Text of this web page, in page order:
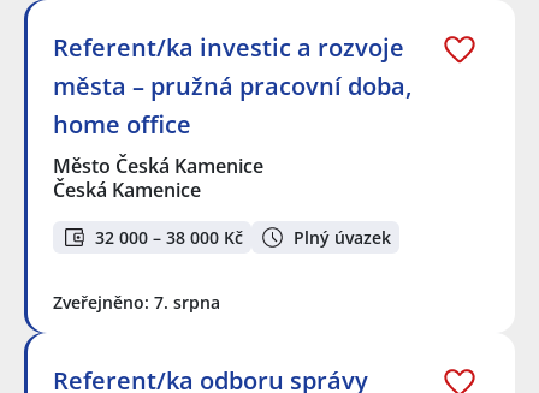
Referent/ka investic a rozvoje
města – pružná pracovní doba,
home office
Město Česká Kamenice
Česká Kamenice
32 000 – 38 000 Kč Plný úvazek
Zveřejněno: 7. srpna
Referent/ka odboru správy